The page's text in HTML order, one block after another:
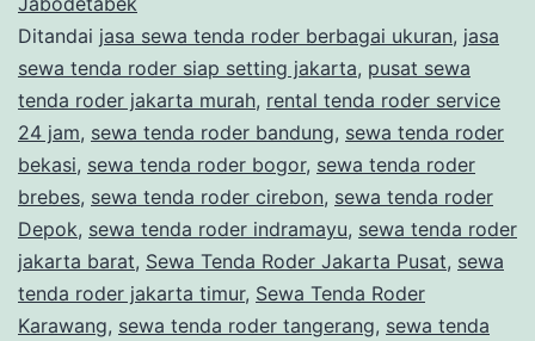
Ditandai jasa sewa tenda roder berbagai ukuran, jasa
sewa tenda roder siap setting jakarta, pusat sewa
tenda roder jakarta murah, rental tenda roder service
24 jam, sewa tenda roder bandung, sewa tenda roder
bekasi, sewa tenda roder bogor, sewa tenda roder
brebes, sewa tenda roder cirebon, sewa tenda roder
Depok, sewa tenda roder indramayu, sewa tenda roder
jakarta barat, Sewa Tenda Roder Jakarta Pusat, sewa
tenda roder jakarta timur, Sewa Tenda Roder
Karawang, sewa tenda roder tangerang, sewa tenda